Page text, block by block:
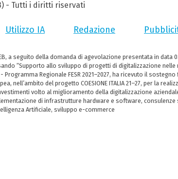
- Tutti i diritti riservati
Utilizzo IA Redazione
a seguito della domanda di agevolazione presentata in data
“Supporto allo sviluppo di progetti di digitalizzazione nelle
Programma Regionale FESR 2021–2027, ha ricevuto il
nell’ambito del progetto COESIONE ITALIA 21–27, per la
volto al miglioramento della digitalizzazione
di infrastrutture hardware e software, consulenze
Artificiale, sviluppo e-commerce